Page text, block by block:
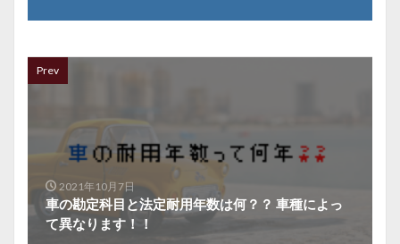
Prev
2021年10月7日
車の勘定科目と法定耐用年数は何？？ 車種によっ
て異なります！！